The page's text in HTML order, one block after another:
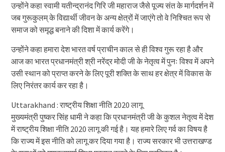
उन्होंने कहा स्वामी यतीन्द्रानंद गिरि जी महाराज जैसे पूज्य संत के मार्गदर्शन में
जब गुरूकुलम् के विद्यार्थी जीवन के अन्य क्षेत्रों में जाएंगे तो वे निश्चित रूप से
समाज को समृद्ध बनाने की दिशा में कार्य करेंगे।
उन्होंने कहा हमारा देश भारत वर्ष प्राचीन काल से ही विश्व गुरू रहा है और
आज का भारत प्रधानमंत्री श्री नरेंद्र मोदी जी के नेतृत्व में पुनः विश्व में अपने
उसी स्थान को प्राप्त करने के लिए पूरी शक्ति के साथ हर क्षेत्र में विकास के
लिए निरंतर कार्य कर रहा है।
Uttarakhand : राष्ट्रीय शिक्षा नीति 2020 लागू
मुख्यमंत्री पुष्कर सिंह धामी ने कहा कि प्रधानमंत्री जी के कुशल नेतृत्व में देश
में राष्ट्रीय शिक्षा नीति 2020 लागू की गई है। यह हमारे लिए गर्व का विषय है
कि राज्य में इस नीति को लागू कर दिया गया है। राज्य सरकार भी उत्तराखण्ड